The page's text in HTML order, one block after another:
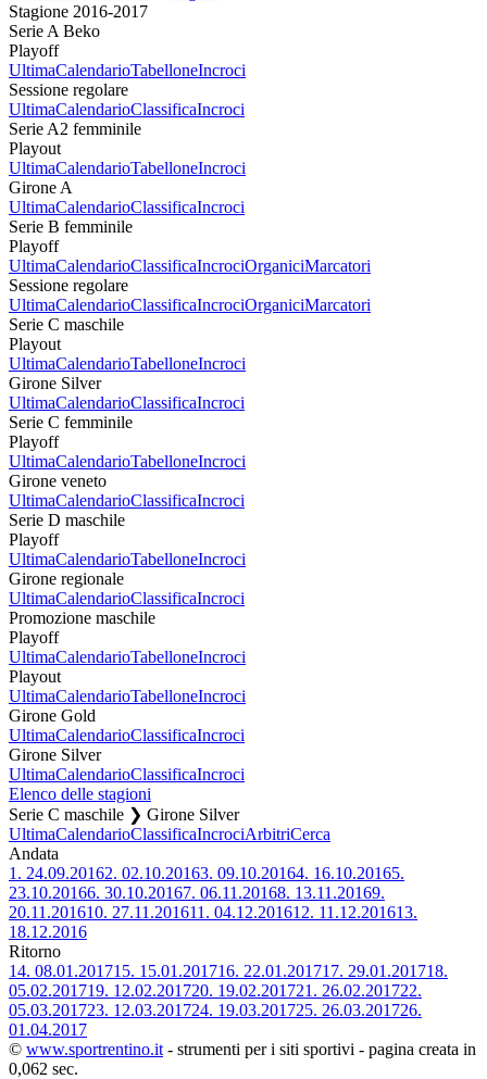
Stagione 2016-2017
Serie A Beko
Playoff
UltimaCalendarioTabelloneIncroci
Sessione regolare
UltimaCalendarioClassificaIncroci
Serie A2 femminile
Playout
UltimaCalendarioTabelloneIncroci
Girone A
UltimaCalendarioClassificaIncroci
Serie B femminile
Playoff
UltimaCalendarioClassificaIncrociOrganiciMarcatori
Sessione regolare
UltimaCalendarioClassificaIncrociOrganiciMarcatori
Serie C maschile
Playout
UltimaCalendarioTabelloneIncroci
Girone Silver
UltimaCalendarioClassificaIncroci
Serie C femminile
Playoff
UltimaCalendarioTabelloneIncroci
Girone veneto
UltimaCalendarioClassificaIncroci
Serie D maschile
Playoff
UltimaCalendarioTabelloneIncroci
Girone regionale
UltimaCalendarioClassificaIncroci
Promozione maschile
Playoff
UltimaCalendarioTabelloneIncroci
Playout
UltimaCalendarioTabelloneIncroci
Girone Gold
UltimaCalendarioClassificaIncroci
Girone Silver
UltimaCalendarioClassificaIncroci
Elenco delle stagioni
Serie C maschile ❯ Girone Silver
UltimaCalendarioClassificaIncrociArbitriCerca
Andata
1. 24.09.20162. 02.10.20163. 09.10.20164. 16.10.20165.
23.10.20166. 30.10.20167. 06.11.20168. 13.11.20169.
20.11.201610. 27.11.201611. 04.12.201612. 11.12.201613.
18.12.2016
Ritorno
14. 08.01.201715. 15.01.201716. 22.01.201717. 29.01.201718.
05.02.201719. 12.02.201720. 19.02.201721. 26.02.201722.
05.03.201723. 12.03.201724. 19.03.201725. 26.03.201726.
01.04.2017
© www.sportrentino.it - strumenti per i siti sportivi - pagina creata in
0,062 sec.